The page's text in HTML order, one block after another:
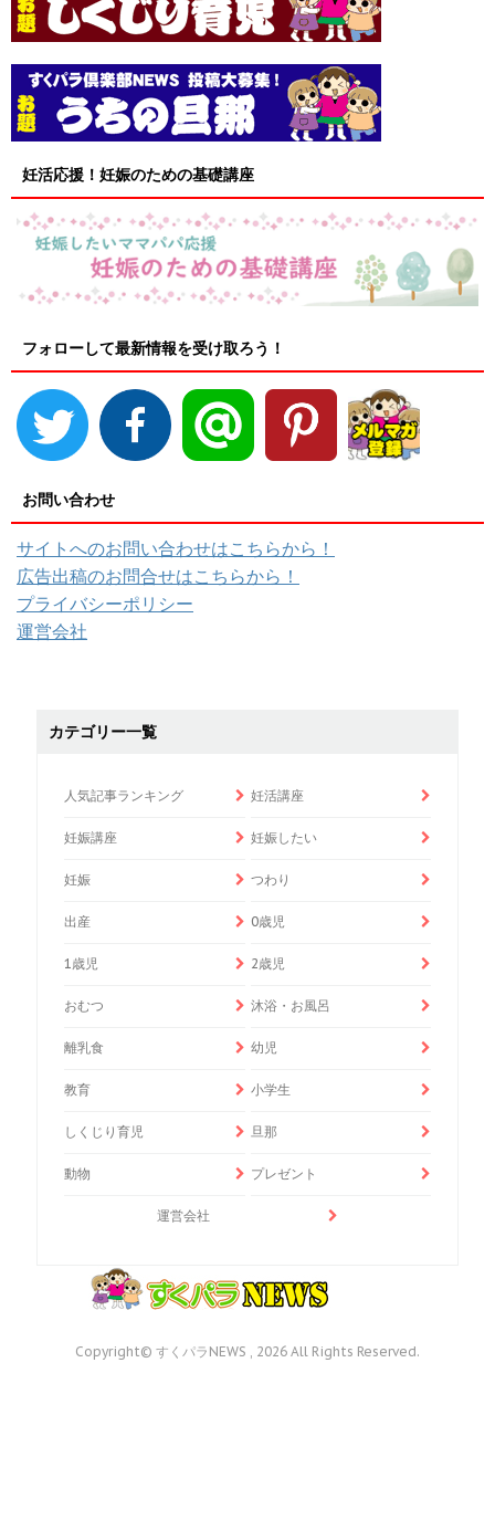
妊活応援！妊娠のための基礎講座
フォローして最新情報を受け取ろう！
お問い合わせ
サイトへのお問い合わせはこちらから！
広告出稿のお問合せはこちらから！
プライバシーポリシー
運営会社
カテゴリー一覧
人気記事ランキング 妊活講座
妊娠講座 妊娠したい
妊娠 つわり
出産 0歳児
1歳児 2歳児
おむつ 沐浴・お風呂
離乳食 幼児
教育 小学生
しくじり育児 旦那
動物 プレゼント
運営会社
Copyright© すくパラNEWS , 2026 All Rights Reserved.